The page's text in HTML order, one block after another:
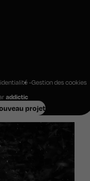
projet
Gestion des cookies
addictic